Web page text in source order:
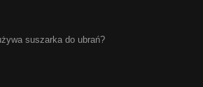
suszarka do ubrań?